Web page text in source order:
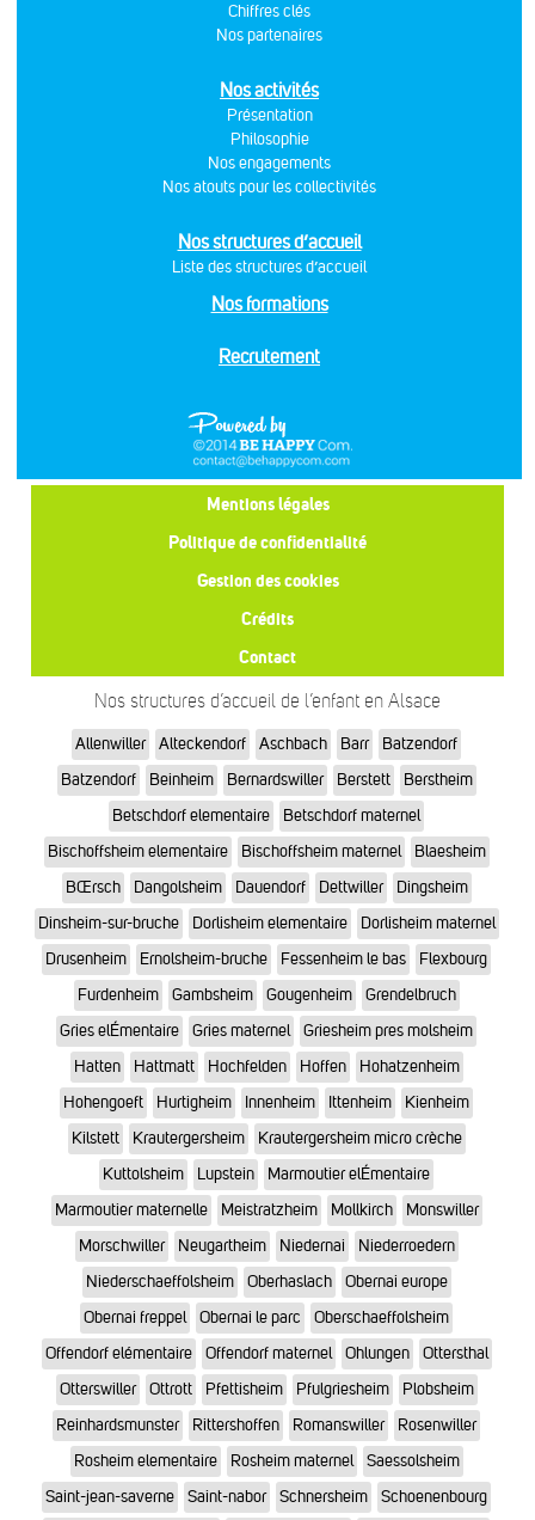
Chiffres clés
Nos partenaires
Nos activités
Présentation
Philosophie
Nos engagements
Nos atouts pour les collectivités
Nos structures d’accueil
Liste des structures d’accueil
Nos formations
Recrutement
Mentions légales
Politique de confidentialité
Gestion des cookies
Crédits
Contact
Nos structures d’accueil de l’enfant en Alsace
Allenwiller Alteckendorf Aschbach Barr
Batzendorf
Batzendorf
Beinheim Bernardswiller Berstett
Berstheim
Betschdorf elementaire
Betschdorf maternel
Bischoffsheim elementaire
Bischoffsheim maternel
Blaesheim
BŒrsch
Dangolsheim Dauendorf Dettwiller
Dingsheim
Dinsheim-sur-bruche
Dorlisheim elementaire
Dorlisheim maternel
Drusenheim
Ernolsheim-bruche Fessenheim le bas
Flexbourg
Furdenheim
Gambsheim Gougenheim
Grendelbruch
Gries elÉmentaire
Gries maternel
Griesheim pres molsheim
Hatten
Hattmatt Hochfelden Hoffen
Hohatzenheim
Hohengoeft
Hurtigheim Innenheim Ittenheim
Kienheim
Kilstett
Krautergersheim
Krautergersheim micro crèche
Kuttolsheim
Lupstein
Marmoutier elÉmentaire
Marmoutier maternelle
Meistratzheim Mollkirch
Monswiller
Morschwiller
Neugartheim Niedernai
Niederroedern
Niederschaeffolsheim
Oberhaslach
Obernai europe
Obernai freppel
Obernai le parc
Oberschaeffolsheim
Offendorf elémentaire
Offendorf maternel Ohlungen
Ottersthal
Otterswiller
Ottrott Pfettisheim Pfulgriesheim
Plobsheim
Reinhardsmunster
Rittershoffen Romanswiller
Rosenwiller
Rosheim elementaire
Rosheim maternel
Saessolsheim
Saint-jean-saverne
Saint-nabor Schnersheim Schoenenbourg